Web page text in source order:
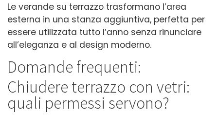
Le verande su terrazzo trasformano l’area
esterna in una stanza aggiuntiva, perfetta per
essere utilizzata tutto l’anno senza rinunciare
all’eleganza e al design moderno.
Domande frequenti:
Chiudere terrazzo con vetri:
quali permessi servono?